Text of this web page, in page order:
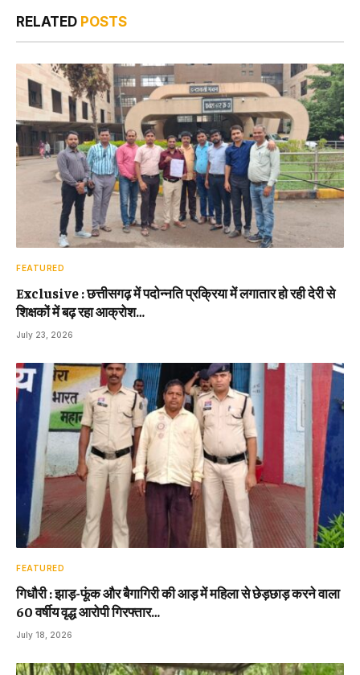
RELATED POSTS
FEATURED
Exclusive : छत्तीसगढ़ में पदोन्नति प्रक्रिया में लगातार हो रही देरी से
शिक्षकों में बढ़ रहा आक्रोश…
July 23, 2026
FEATURED
गिधौरी : झाड़-फूंक और बैगागिरी की आड़ में महिला से छेड़छाड़ करने वाला
60 वर्षीय वृद्ध आरोपी गिरफ्तार…
July 18, 2026